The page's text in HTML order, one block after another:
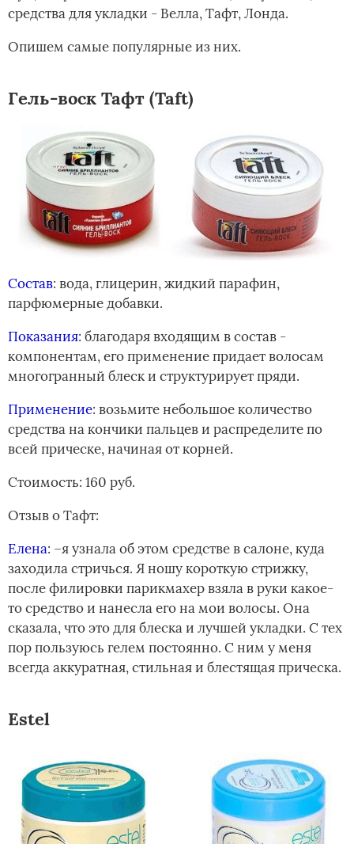
средства для укладки - Велла, Тафт, Лонда.
Опишем самые популярные из них.
Гель-воск Тафт (Taft)
Состав: вода, глицерин, жидкий парафин,
парфюмерные добавки.
Показания: благодаря входящим в состав ­
компонентам, его применение придает волосам
многогранный блеск и структурирует пряди.
Применение: возьмите небольшое количество
средства на кончики пальцев и распределите по
всей прическе, начиная от корней.
Стоимость: 160 руб.
Отзыв о Тафт:
Елена: –я узнала об этом средстве в салоне, куда
заходила стричься. Я ношу короткую стрижку,
после филировки парикмахер взяла в руки какое-
то средство и нанесла его на мои волосы. Она
сказала, что это для блеска и лучшей укладки. С тех
пор пользуюсь гелем постоянно. С ним у меня
всегда аккуратная, стильная и блестящая прическа.
Estel